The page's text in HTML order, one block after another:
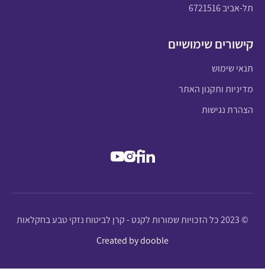
תל-אביב 6721516
קישורים שימושיים
תנאי שימוש
מדיניות ותקנון האתר
הצהרת נגישות
© 2023 כל הזכויות שמורות לקנט - קרן לביטוח נזקי טבע בחקלאות
Created by dooble